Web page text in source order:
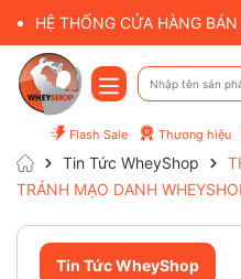
HỆ THỐNG CỬA HÀNG
Flash Sale Thương hiệu
Tin Tức WheyShop
TRÁNH MẠO DANH
Tin Tức WheyShop